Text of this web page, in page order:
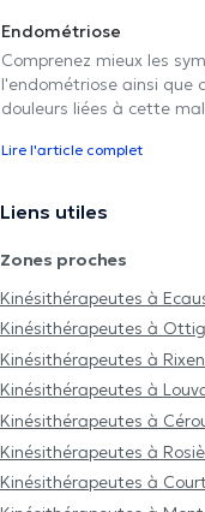
Endométriose
Comprenez mieux les
l'endométriose ainsi que
douleurs liées à cette
Lire l'article complet
Liens utiles
Zones proches
Kinésithérapeutes à
Kinésithérapeutes à
Kinésithérapeutes à
Kinésithérapeutes à
Kinésithérapeutes à
Kinésithérapeutes à
Kinésithérapeutes à